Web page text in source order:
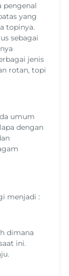
pengenal
yang
topinya.
sebagai
jenis
rotan, topi
umum
dengan
menjadi :
dimana
ini.